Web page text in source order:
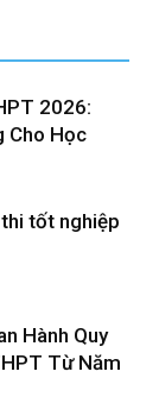
2026:
Cho Học
tốt nghiệp
Hành Quy
Từ Năm